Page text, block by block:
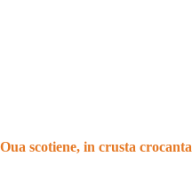
Oua scotiene, in crusta crocanta